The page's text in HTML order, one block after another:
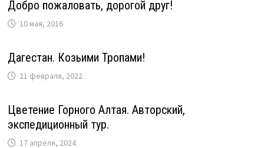
Добро пожаловать, дорогой друг!
10 мая, 2016
Дагестан. Козьими Тропами!
21 февраля, 2022
Цветение Горного Алтая. Авторский,
экспедиционный тур.
17 апреля, 2024